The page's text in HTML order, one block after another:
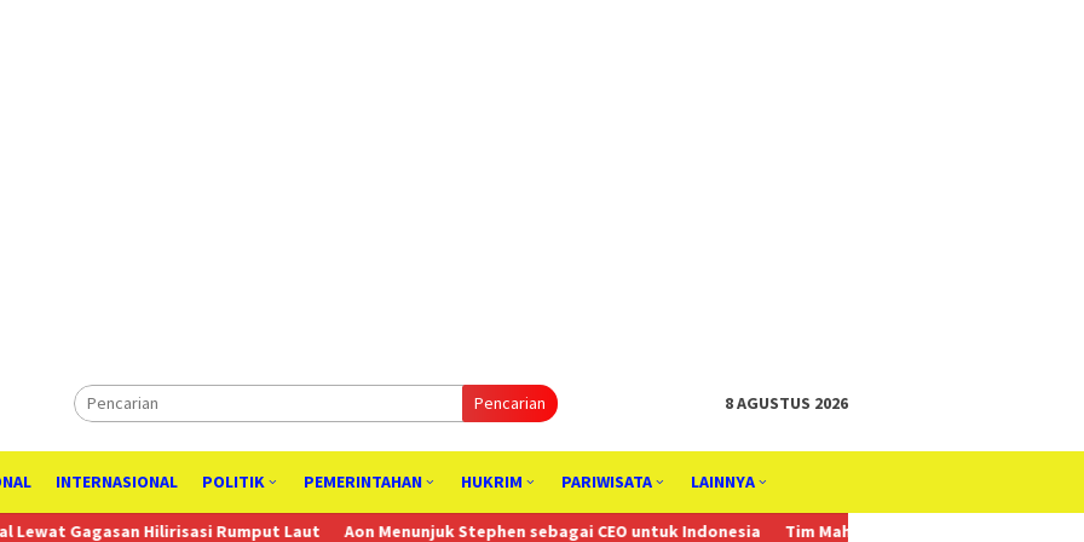
Pencarian 8 AGUSTUS 2026
INTERNASIONAL POLITIK PEMERINTAHAN HUKRIM PARIWISATA LAINNYA
Hilirisasi Rumput Laut Aon Menunjuk Stephen sebagai CEO untuk Indonesia Tim Mahasiswa Undip Raih Best Proposal, Best